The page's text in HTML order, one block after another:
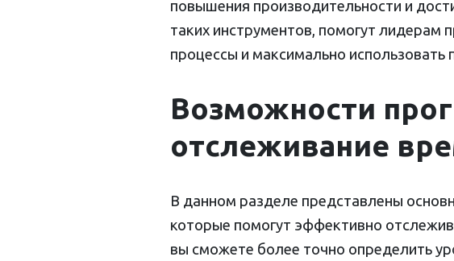
повышения производительности и
таких инструментов, помогут лидерам
процессы и максимально использовать
Возможности
отслеживание
В данном разделе представлены
которые помогут эффективно
вы сможете более точно определить